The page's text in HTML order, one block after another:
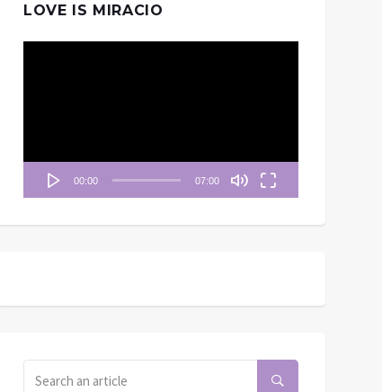
LOVE IS MIRACIO
00:00 07:00